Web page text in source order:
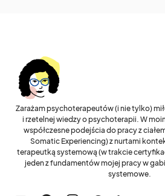
Zarażam psychoterapeutów (i nie tylko)
i rzetelnej wiedzy o psychoterapii. W
współczesne podejścia do pracy z
Somatic Experiencing) z nurtami
terapeutką systemową (w trakcie
jeden z fundamentów mojej pracy w
systemowe.